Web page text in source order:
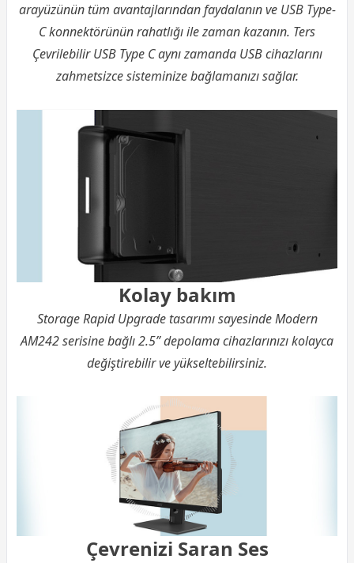
arayüzünün tüm avantajlarından faydalanın ve USB Type-
C konnektörünün rahatlığı ile zaman kazanın. Ters
Çevrilebilir USB Type C aynı zamanda USB cihazlarını
zahmetsizce sisteminize bağlamanızı sağlar.
Kolay bakım
Storage Rapid Upgrade tasarımı sayesinde Modern
AM242 serisine bağlı 2.5” depolama cihazlarınızı kolayca
değiştirebilir ve yükseltebilirsiniz.
Çevrenizi Saran Ses